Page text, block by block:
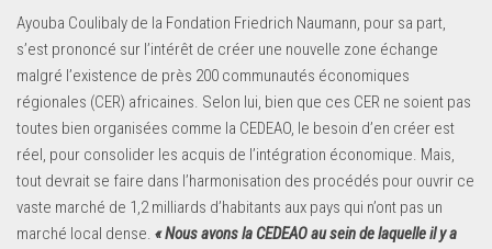
Ayouba Coulibaly de la Fondation Friedrich Naumann, pour sa part,
s’est prononcé sur l’intérêt de créer une nouvelle zone échange
malgré l’existence de près 200 communautés économiques
régionales (CER) africaines. Selon lui, bien que ces CER ne soient pas
toutes bien organisées comme la CEDEAO, le besoin d’en créer est
réel, pour consolider les acquis de l’intégration économique. Mais,
tout devrait se faire dans l’harmonisation des procédés pour ouvrir ce
vaste marché de 1,2 milliards d’habitants aux pays qui n’ont pas un
marché local dense. « Nous avons la CEDEAO au sein de laquelle il y a